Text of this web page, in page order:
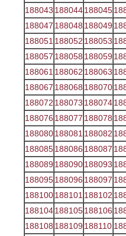
188043 188044188045
188047 188048 188049
188051 188052 188053
188057 188058 188059
188061 188062 188063
188067 188068 188070
188072 188073 188074
188076 188077 188078
188080188081 188082
188085188086 188087
188089188090188093
188095188096 188097
188100188101 188102
188104188105188106
188108 188109188110